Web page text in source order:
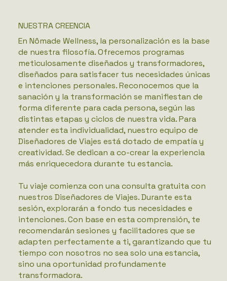
NUESTRA CREENCIA
En Nômade Wellness, la personalización es la base
de nuestra filosofía. Ofrecemos programas
meticulosamente diseñados y transformadores,
diseñados para satisfacer tus necesidades únicas
e intenciones personales. Reconocemos que la
sanación y la transformación se manifiestan de
forma diferente para cada persona, según las
distintas etapas y ciclos de nuestra vida. Para
atender esta individualidad, nuestro equipo de
Diseñadores de Viajes está dotado de empatía y
creatividad. Se dedican a co-crear la experiencia
más enriquecedora durante tu estancia.
Tu viaje comienza con una consulta gratuita con
nuestros Diseñadores de Viajes. Durante esta
sesión, explorarán a fondo tus necesidades e
intenciones. Con base en esta comprensión, te
recomendarán sesiones y facilitadores que se
adapten perfectamente a ti, garantizando que tu
tiempo con nosotros no sea solo una estancia,
sino una oportunidad profundamente
transformadora.